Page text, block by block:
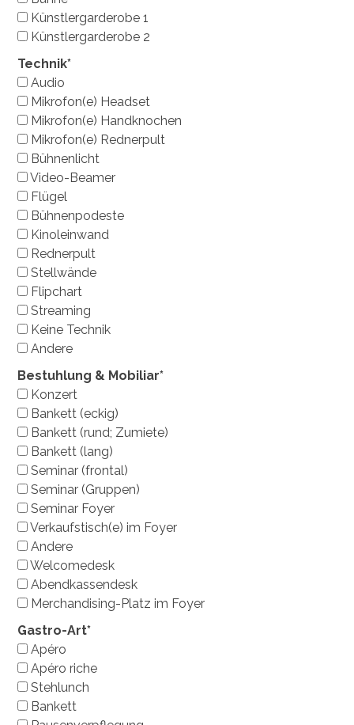
Künstlergarderobe 1
Künstlergarderobe 2
Technik*
Audio
Mikrofon(e) Headset
Mikrofon(e) Handknochen
Mikrofon(e) Rednerpult
Bühnenlicht
Video-Beamer
Flügel
Bühnenpodeste
Kinoleinwand
Rednerpult
Stellwände
Flipchart
Streaming
Keine Technik
Andere
Bestuhlung & Mobiliar*
Konzert
Bankett (eckig)
Bankett (rund; Zumiete)
Bankett (lang)
Seminar (frontal)
Seminar (Gruppen)
Seminar Foyer
Verkaufstisch(e) im Foyer
Andere
Welcomedesk
Abendkassendesk
Merchandising-Platz im Foyer
Gastro-Art*
Apéro
Apéro riche
Stehlunch
Bankett